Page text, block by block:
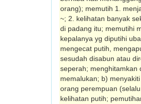
orang); memutih 1.
~; 2. kelihatan banyak
di padang itu; memutihi
kepalanya yg diputihi
mengecat putih,
sesudah disabun atau
seperah; menghitamkan
memalukan; b)
orang perempuan
kelihatan putih;